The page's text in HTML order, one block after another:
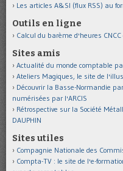
Les articles A&SI (flux RSS) au
Outils en ligne
Calcul du barème d'heures
Sites amis
Actualité du monde comptable
Ateliers Magiques, le site de
Découvrir la Basse-Normandie
numérisées par l'ARCIS
Rétrospective sur la Société
DAUPHIN
Sites utiles
Compagnie Nationale des
Compta-TV : le site de l'e-